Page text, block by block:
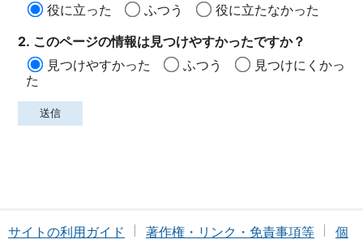
役に立った
ふつう
役に立たなかった
2. このページの情報は見つけやすかったですか？
見つけやすかった
ふつう
見つけにくかっ
た
サイトの利用ガイド 著作権・リンク・免責事項等
個